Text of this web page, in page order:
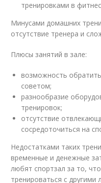
тренировками в
Минусами домашних
отсутствие тренера и
Плюсы занятий в зале:
возможность
советом;
разнообразие
тренировок;
отсутствие
сосредоточиться на
Недостатками таких
временные и денежные
любят спортзал за то,
тренироваться с